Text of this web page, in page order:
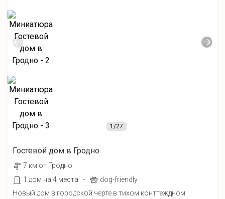
1/27
Гостевой дом в Гродно
7 км от Гродно
1 дом на 4 места
·
dog-friendly
Новый дом в городской черте в тихом конттеждном